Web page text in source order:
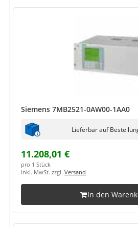
Siemens 7MB2521-0AW00-1AA0
Lieferbar auf
11.208,01 €
pro 1 Stück
inkl. MwSt. zzgl. Versand
In den